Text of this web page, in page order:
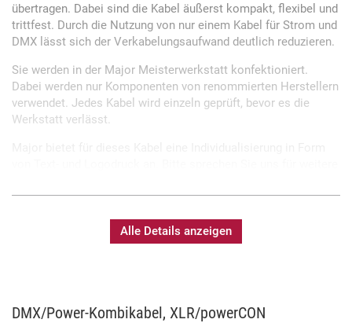
übertragen. Dabei sind die Kabel äußerst kompakt, flexibel und
trittfest. Durch die Nutzung von nur einem Kabel für Strom und
DMX lässt sich der Verkabelungsaufwand deutlich reduzieren.
Sie werden in der Major Meisterwerkstatt konfektioniert.
Dabei werden nur Komponenten von renommierten Herstellern
verwendet. Jedes Kabel wird einzeln geprüft, bevor es die
Werkstatt verlässt.
Fertigung und Prüfung in eigener Meisterwerkstatt
Alle Details anzeigen
DMX/Power-Kombikabel, XLR/powerCON